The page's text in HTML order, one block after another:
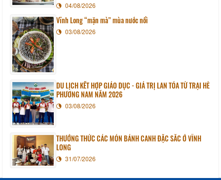
04/08/2026
Vĩnh Long “mặn mà” mùa nước nổi
03/08/2026
DU LỊCH KẾT HỢP GIÁO DỤC - GIÁ TRỊ LAN TỎA TỪ TRẠI HÈ
PHƯƠNG NAM NĂM 2026
03/08/2026
THƯỞNG THỨC CÁC MÓN BÁNH CANH ĐẶC SẮC Ở VĨNH
LONG
31/07/2026